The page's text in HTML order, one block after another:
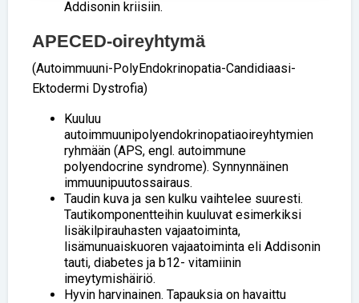
Addisonin kriisiin.
APECED-oireyhtymä
(Autoimmuuni-PolyEndokrinopatia-Candidiaasi-
Ektodermi Dystrofia)
Kuuluu
autoimmuunipolyendokrinopatiaoireyhtymien
ryhmään (APS, engl. autoimmune
polyendocrine syndrome). Synnynnäinen
immuunipuutossairaus.
Taudin kuva ja sen kulku vaihtelee suuresti.
Tautikomponentteihin kuuluvat esimerkiksi
lisäkilpirauhasten vajaatoiminta,
lisämunuaiskuoren vajaatoiminta eli Addisonin
tauti, diabetes ja b12- vitamiinin
imeytymishäiriö.
Hyvin harvinainen. Tapauksia on havaittu